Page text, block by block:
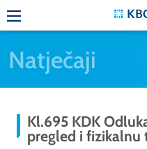
Natječaji
Kl.695 KDK
pregled i fizikalnu